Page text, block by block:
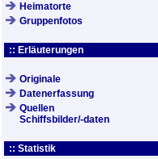
Heimatorte
Gruppenfotos
:: Erläuterungen
Originale
Datenerfassung
Quellen
Schiffsbilder/-daten
:: Statistik